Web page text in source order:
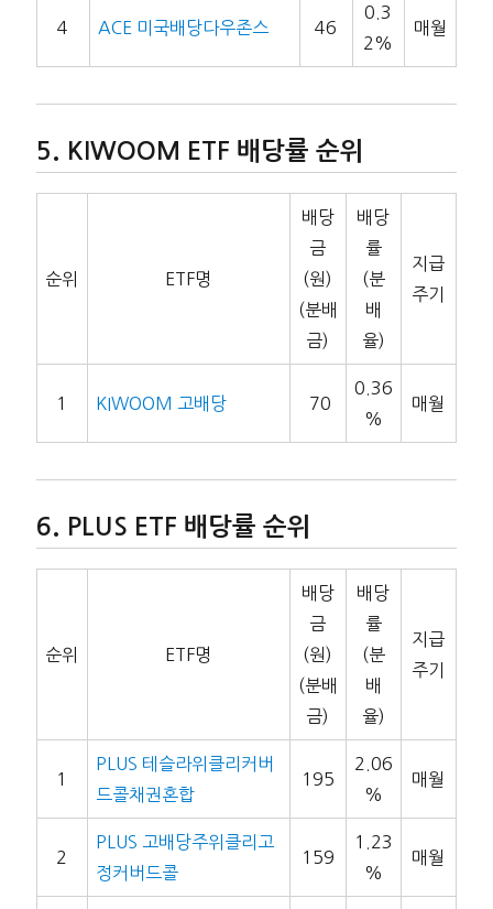
4 ACE 미국배당다우존스 46
0.3
2%
매월
KIWOOM ETF 배당률 순위
순위 ETF명
배당
금
(원)
(분배
금)
배당
률
(분
배
율)
지급
주기
1 KIWOOM 고배당 70
0.36
%
매월
PLUS ETF 배당률 순위
순위 ETF명
배당
금
(원)
(분배
금)
배당
률
(분
배
율)
지급
주기
1
PLUS 테슬라위클리커버
드콜채권혼합
195
2.06
%
매월
2
PLUS 고배당주위클리고
정커버드콜
159
1.23
%
매월